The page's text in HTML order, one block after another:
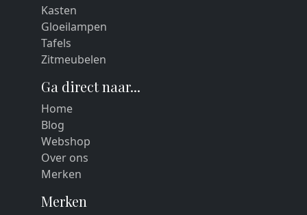
Kasten
Gloeilampen
Tafels
Zitmeubelen
Ga direct naar...
Home
Blog
Webshop
Over ons
Merken
Merken